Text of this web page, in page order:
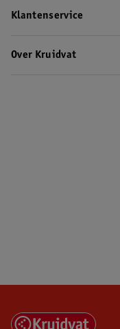
Klantenservice
Over Kruidvat